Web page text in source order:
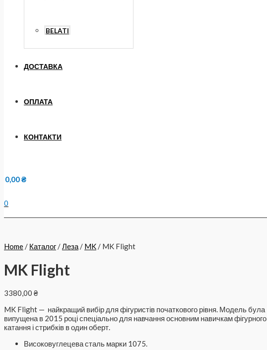
BELATI
ДОСТАВКА
ОПЛАТА
КОНТАКТИ
0,00₴
0
Home/ Каталог/Леза/ MK/ MK Flight
MK Flight
3380,00 ₴
MK Flight — найкращий вибір для фігуристів початкового рівня. Модель була
випущена в 2015 році спеціально для навчання основним навичкам фігурного
катання і стрибків в один оберт.
Високовуглецева сталь марки 1075.